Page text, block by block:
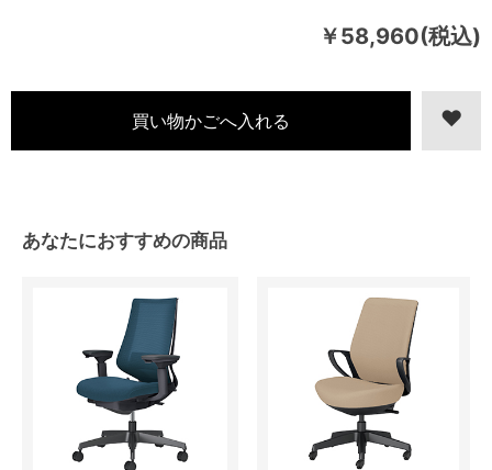
￥58,960(税込)
あなたにおすすめの商品